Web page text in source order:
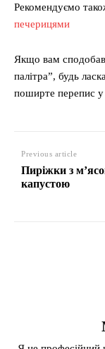
Рекомендуємо
печерицями
Якщо вам
палітра”, будь
поширте перепис
Previous article
Пиріжки з
капустою